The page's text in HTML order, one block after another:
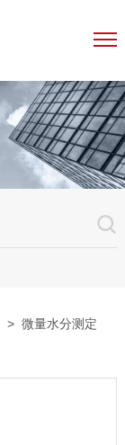
>微量水分测定